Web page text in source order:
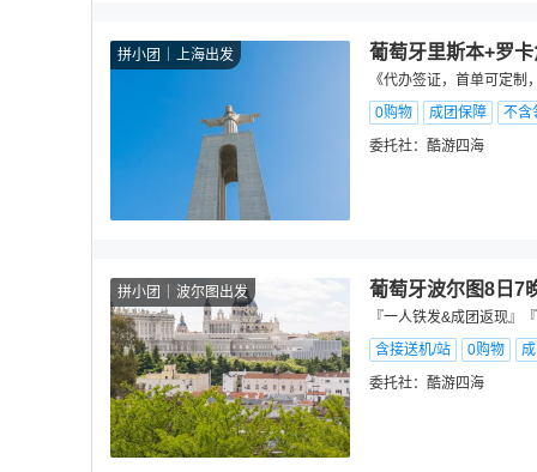
拼小团 上海出发 葡萄牙里斯本+罗
《代办签证，首单可定
0购物
成团保障
不含
委托社： 酷游四海
拼小团 波尔图出发 葡萄牙波尔图8日7
『一人铁发&成团返现』
含接送机/站
0购物
委托社： 酷游四海